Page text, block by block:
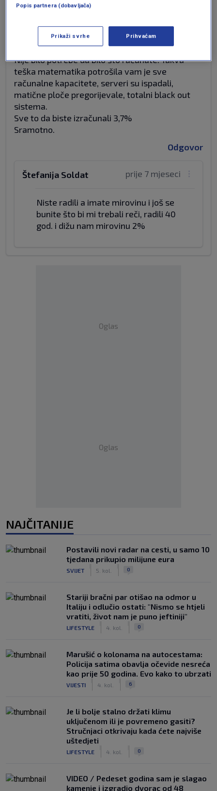
Observer
Nije bilo potrebe da bilo što računate. Takva
teška matematika potrošila vam je sve
računalne kapacitete, serveri su ispadali,
matične ploče pregorijevale, totalni black out
sistema.
Sve to da biste izračunali 3,7%
Sramotno.
Odgovor
prije 7 mjeseci
Štefanija Soldat
Niste radili a imate mirovinu i još se
bunite što bi mi trebali reči, radili 40
god. i dižu nam mirovinu 2%
Oglas
Oglas
NAJČITANIJE
Postavili novi radar na cesti, u samo 10
tjedana prikupio milijune eura
SVIJET 5. kol. 0
Stariji bračni par otišao na odmor u
Italiju i odlučio ostati: "Nismo se htjeli
vratiti, život nam je puno jeftiniji"
LIFESTYLE 4. kol. 0
Marušić o kolonama na autocestama:
Policija satima obavlja očevide nesreća
kao prije 50 godina. Evo kako to ubrzati
VIJESTI 4. kol. 6
Je li bolje stalno držati klimu
uključenom ili je povremeno gasiti?
Stručnjaci otkrivaju kada ćete najviše
uštedjeti
LIFESTYLE 4. kol. 0
VIDEO / Pedeset godina sam je slagao
kamenje i izgradio dvorac od 48
Popis partnera (dobavljača)
Prikaži svrhe Prihvaćam